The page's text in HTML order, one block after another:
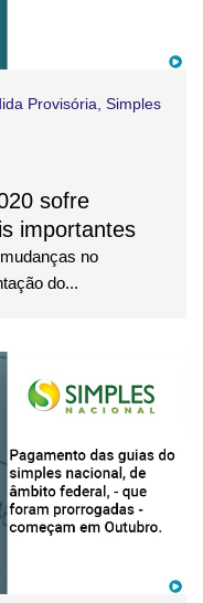
Provisória, Simples
sofre
importantes
no
do...